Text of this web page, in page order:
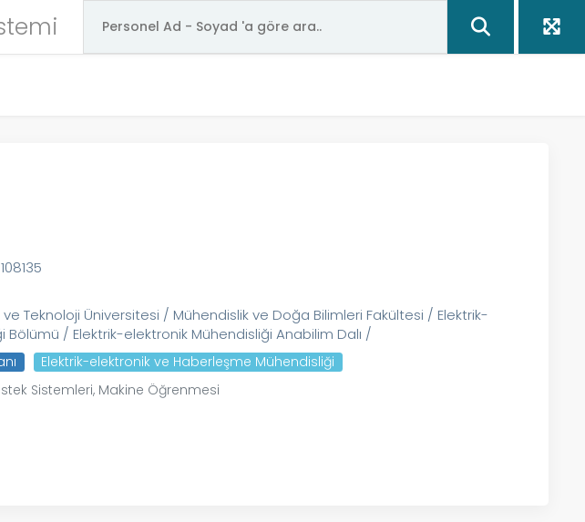
108135
Teknoloji Üniversitesi / Mühendislik ve Doğa Bilimleri Fakültesi / Elektrik-
Bölümü / Elektrik-elektronik Mühendisliği Anabilim Dalı /
Elektrik-elektronik ve Haberleşme Mühendisliği
Sistemleri, Makine Öğrenmesi